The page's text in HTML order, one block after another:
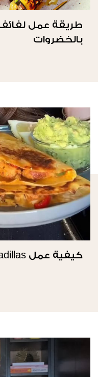
طريقة عمل لفائف
بالخضروات
كيفية عمل Chicken Quesadillas